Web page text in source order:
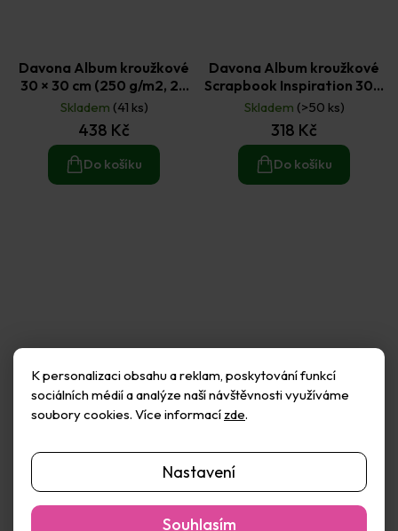
K personalizaci obsahu a reklam, poskytování funkcí
sociálních médií a analýze naší návštěvnosti využíváme
soubory cookies. Více informacízde.
Nastavení
Souhlasím
Davona Album kroužkové
30 × 30 cm (250 g/m2, 20
listů) - tyrkysové
Skladem (41 ks)
438 Kč
Do košíku
Davona Album kroužkové
Scrapbook Inspiration 30 ×
30 cm (250 g/m2, 24 listů)
- černé
Skladem (>50 ks)
318 Kč
Do košíku
Davona Album kroužkové
Scrapbook Inspiration 30 ×
30 cm (300 g/m2, 24 listů)
- kraft
Skladem(>50 ks)
Davona Anděl - vyřezávací
kovová šablona 1 ks
Skladem(>50 ks)